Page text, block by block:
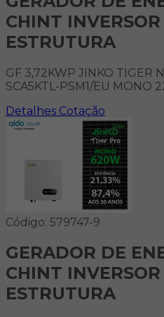
CHINT INVERSOR
ESTRUTURA
GF 3,72KWP JINKO TIGER
SCA5KTL-PSM1/EU MONO
Detalhes Cotação
Código: 579747-9
GERADOR DE
CHINT INVERSOR
ESTRUTURA